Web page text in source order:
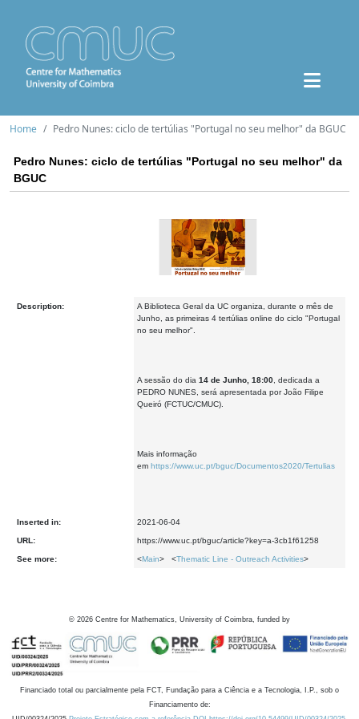
Home Pedro Nunes: ciclo de tertúlias "Portugal no seu melhor" da BGUC
Pedro Nunes: ciclo de tertúlias "Portugal no seu melhor" da
BGUC
Description:
A Biblioteca Geral da UC organiza, durante o mês de
Junho, as primeiras 4 tertúlias online do ciclo "Portugal
no seu melhor".
A sessão do dia 14 de Junho, 18:00 , dedicada a
PEDRO NUNES, será apresentada por João Filipe
Queiró (FCTUC/CMUC).
Mais informação
em https://www.uc.pt/bguc/Documentos2020/Tertulias
Inserted in: 2021-06-04
URL: https://www.uc.pt/bguc/article?key=a-3cb1f61258
See more: <Main> <Thematic Line - Outreach Activities>
© 2026 Centre for Mathematics, University of Coimbra, funded by
Financiado total ou parcialmente pela FCT, Fundação para a Ciência e a Tecnologia, I.P., sob o
Financiamento de: